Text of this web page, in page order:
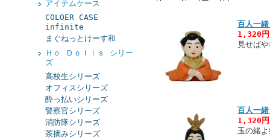
アイテムケース
COLOER CASE
infinite
まぐねっとけーす和
Ｈｏ Ｄｏｌｌｓ シリー
ズ
高校生シリーズ
オフィスシリーズ
酔っ払いシリーズ
警察官シリーズ
消防隊シリーズ
茶摘みシリーズ
百人一
1,320
見せば
百人一
1,320
玉の緒